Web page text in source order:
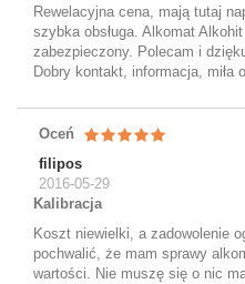
Rewelacyjna cena, mają tutaj
szybka obsługa. Alkomat
zabezpieczony. Polecam i
Dobry kontakt, informacja, miła
Oceń
filipos
2016-05-29
Kalibracja
Koszt niewielki, a zadowolenie
pochwalić, że mam sprawy
wartości. Nie muszę się o nic